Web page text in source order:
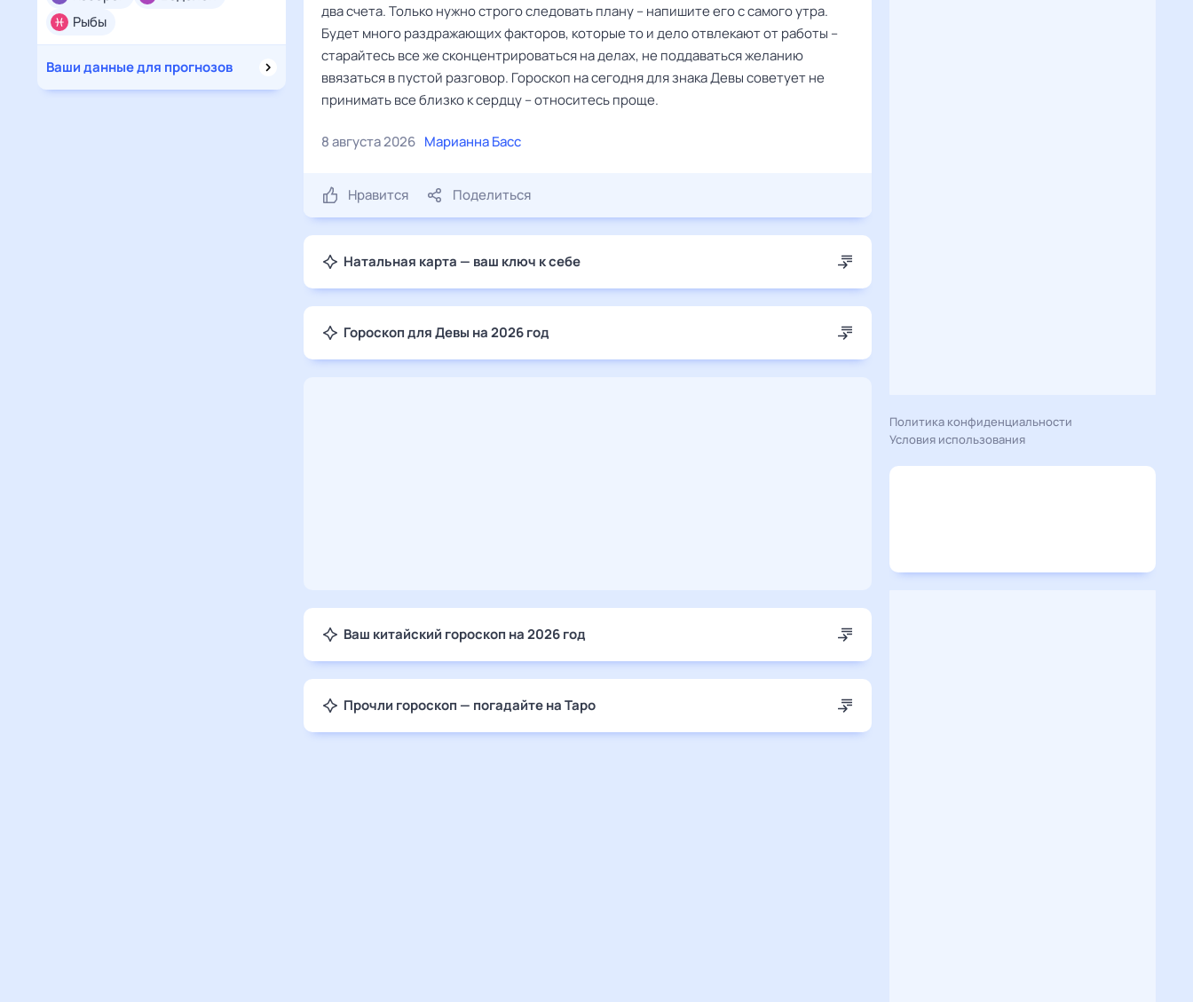
Рыбы
Ваши данные для прогнозов
два счета. Только нужно строго следовать плану – напишите его с самого утра.
Будет много раздражающих факторов, которые то и дело отвлекают от работы –
старайтесь все же сконцентрироваться на делах, не поддаваться желанию
ввязаться в пустой разговор. Гороскоп на сегодня для знака Девы советует не
принимать все близко к сердцу – относитесь проще.
8 августа 2026 Марианна Басс
Нравится Поделиться
Натальная карта — ваш ключ к себе
Гороскоп для Девы на 2026 год
Ваш китайский гороскоп на 2026 год
Прочли гороскоп — погадайте на Таро
Политика конфиденциальности
Условия использования